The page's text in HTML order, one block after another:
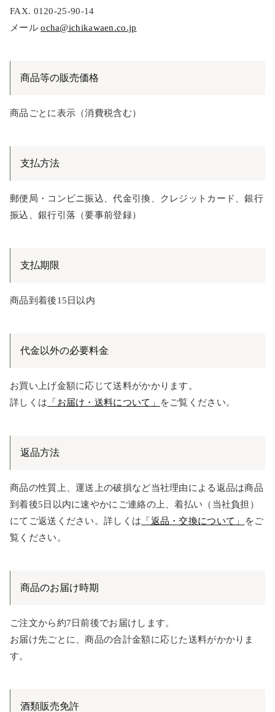
FAX. 0120-25-90-14
メールocha@ichikawaen.co.jp
商品等の販売価格
商品ごとに表示（消費税含む）
支払方法
郵便局・コンビニ振込、代金引換、クレジットカード、銀行
振込、銀行引落（要事前登録）
支払期限
商品到着後15日以内
代金以外の必要料金
お買い上げ金額に応じて送料がかかります。
詳しくは 「お届け・送料について」 をご覧ください。
返品方法
商品の性質上、運送上の破損など当社理由による返品は商品
到着後5日以内に速やかにご連絡の上、着払い（当社負担）
にてご返送ください。詳しくは 「返品・交換について」
をご
覧ください。
商品のお届け時期
ご注文から約7日前後でお届けします。
お届け先ごとに、商品の合計金額に応じた送料がかかりま
す。
酒類販売免許